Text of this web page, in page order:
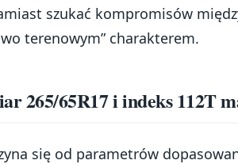
szukać kompromisów
terenowym” charakterem.
265/65R17 i indeks 112T
się od parametrów